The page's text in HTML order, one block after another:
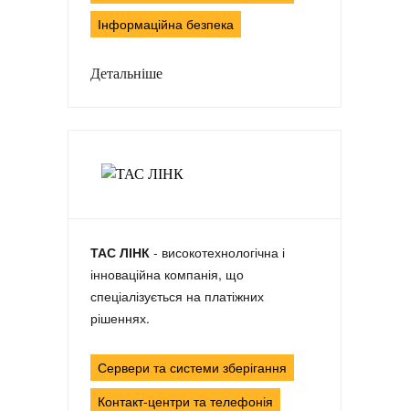
Інформаційна безпека
Детальніше
ТАС ЛІНК - високотехнологічна і
інноваційна компанія, що
спеціалізується на платіжних
рішеннях.
Сервери та системи зберігання
Контакт-центри та телефонія